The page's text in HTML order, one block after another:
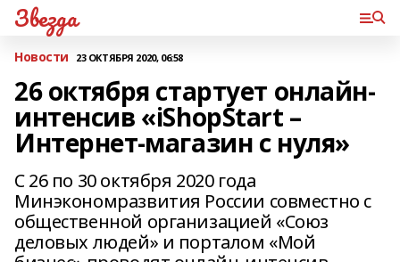
Звезда
Новости 23 ОКТЯБРЯ 2020, 06:58
26 октября стартует онлайн-
интенсив «iShopStart –
Интернет-магазин с нуля»
С 26 по 30 октября 2020 года
Минэкономразвития России совместно с
общественной организацией «Союз
деловых людей» и порталом «Мой